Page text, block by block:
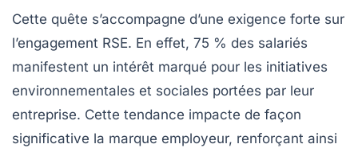
Cette quête s’accompagne d’une exigence forte sur
l’engagement RSE. En effet, 75 % des salariés
manifestent un intérêt marqué pour les initiatives
environnementales et sociales portées par leur
entreprise. Cette tendance impacte de façon
significative la marque employeur, renforçant ainsi